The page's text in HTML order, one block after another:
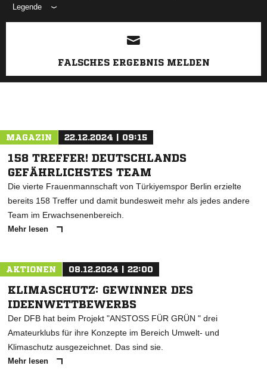
Legende
ANZEIGE
FALSCHES ERGEBNIS MELDEN
MAGAZIN 22.12.2024 | 09:15
158 TREFFER! DEUTSCHLANDS
GEFÄHRLICHSTES TEAM
Die vierte Frauenmannschaft von Türkiyemspor Berlin erzielte
bereits 158 Treffer und damit bundesweit mehr als jedes andere
Team im Erwachsenenbereich.
Mehr lesen
AKTIONEN 08.12.2024 | 22:00
KLIMASCHUTZ: GEWINNER DES
IDEENWETTBEWERBS
Der DFB hat beim Projekt "ANSTOSS FÜR GRÜN " drei
Amateurklubs für ihre Konzepte im Bereich Umwelt- und
Klimaschutz ausgezeichnet. Das sind sie.
Mehr lesen